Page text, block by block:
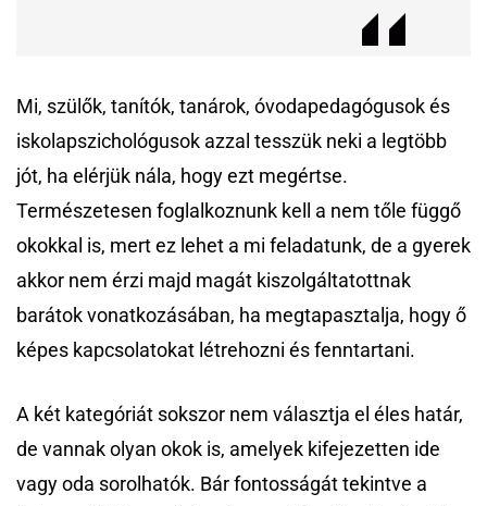
Mi, szülők, tanítók, tanárok, óvodapedagógusok és
iskolapszichológusok azzal tesszük neki a legtöbb
jót, ha elérjük nála, hogy ezt megértse.
Természetesen foglalkoznunk kell a nem tőle függő
okokkal is, mert ez lehet a mi feladatunk, de a gyerek
akkor nem érzi majd magát kiszolgáltatottnak
barátok vonatkozásában, ha megtapasztalja, hogy ő
képes kapcsolatokat létrehozni és fenntartani.
A két kategóriát sokszor nem választja el éles határ,
de vannak olyan okok is, amelyek kifejezetten ide
vagy oda sorolhatók. Bár fontosságát tekintve a